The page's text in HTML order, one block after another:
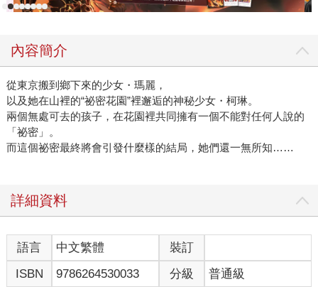
內容簡介
從東京搬到鄉下來的少女・瑪麗，
以及她在山裡的“祕密花園”裡邂逅的神秘少女・柯琳。
兩個無處可去的孩子，在花園裡共同擁有一個不能對任何人說的
「祕密」。
而這個祕密最終將會引發什麼樣的結局，她們還一無所知……
詳細資料
語言 中文繁體
裝訂
ISBN
9786264530033 分級 普通級